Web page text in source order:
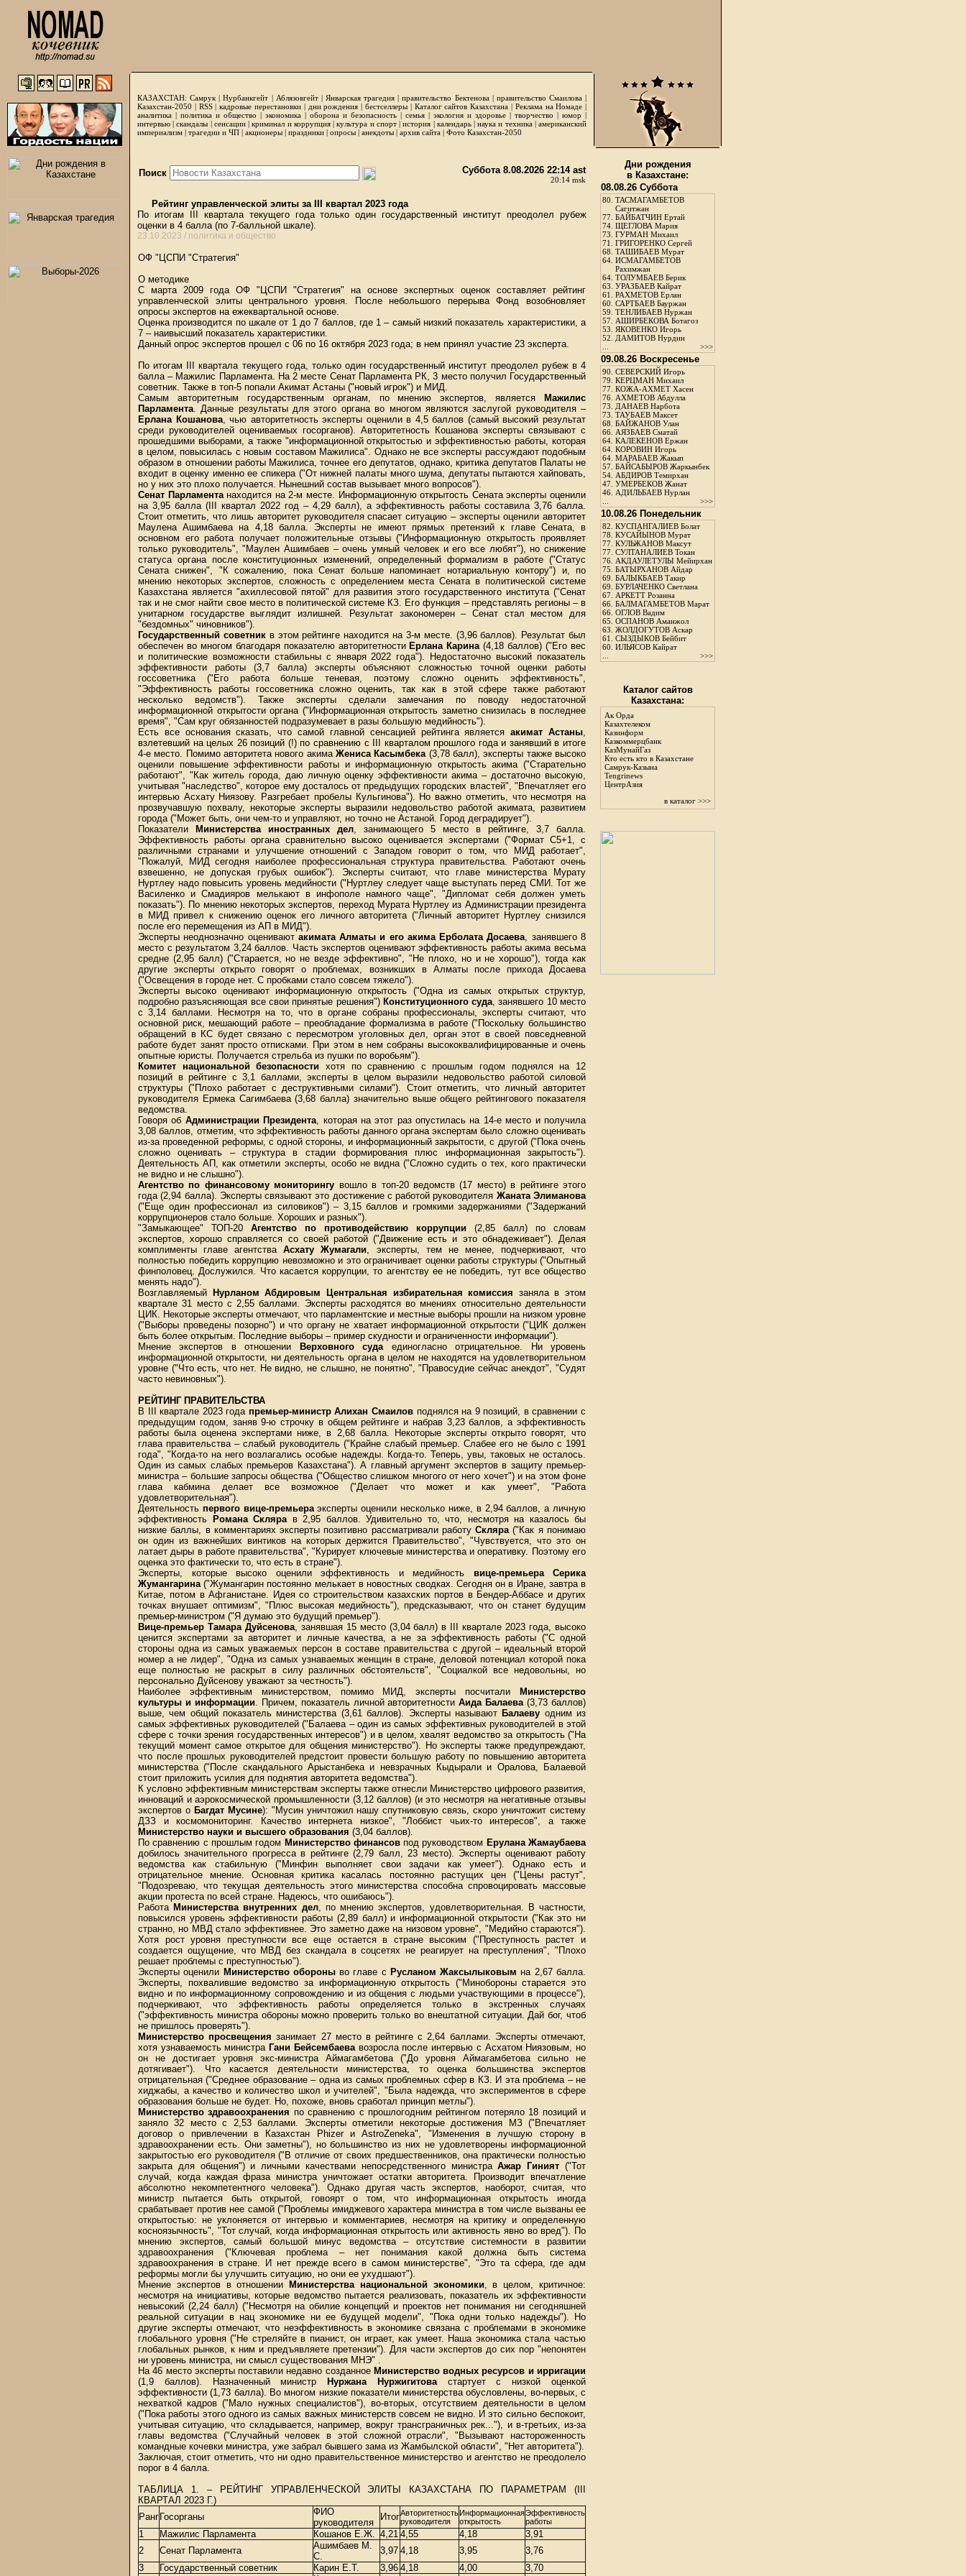
КАЗАХСТАН: Самрук |Нурбанкгейт | Аблязовгейт| Январская трагедия |правительство Бектенова| правительство Смаилова|
Казахстан-2050 | RSS|кадровые перестановки| дни рождения | бестселлеры| Каталог сайтов Казахстана | Реклама на Номаде |
аналитика | политика и общество | экономика | оборона и безопасность | семья | экология и здоровье | творчество | юмор |
интервью |скандалы | сенсации|криминал и коррупция|культура и спорт|история | календарь|наука и техника|американский
империализм | трагедии и ЧП | акционеры | праздники | опросы | анекдоты | архив сайта | Фото Казахстан-2050
Поиск Суббота 8.08.2026 22:14 ast
20:14 msk
Рейтинг управленческой элиты за III квартал 2023 года
По итогам III квартала текущего года только один государственный институт преодолел рубеж
оценки в 4 балла (по 7-балльной шкале).
23.10.2023 / политика и общество
ОФ "ЦСПИ "Стратегия"
О методике
С марта 2009 года ОФ "ЦСПИ "Стратегия" на основе экспертных оценок составляет рейтинг
управленческой элиты центрального уровня. После небольшого перерыва Фонд возобновляет
опросы экспертов на ежеквартальной основе.
Оценка производится по шкале от 1 до 7 баллов, где 1 – самый низкий показатель характеристики, а
7 – наивысший показатель характеристики.
Данный опрос экспертов прошел с 06 по 16 октября 2023 года; в нем принял участие 23 эксперта.
По итогам III квартала текущего года, только один государственный институт преодолел рубеж в 4
балла – Мажилис Парламента. На 2 месте Сенат Парламента РК, 3 место получил Государственный
советник. Также в топ-5 попали Акимат Астаны ("новый игрок") и МИД.
Самым авторитетным государственным органам, по мнению экспертов, является
Мажилис
Парламента. Данные результаты для этого органа во многом являются заслугой руководителя –
Ерлана Кошанова, чью авторитетность эксперты оценили в 4,5 баллов (самый высокий результат
среди руководителей оцениваемых госорганов). Авторитетность Кошанова эксперты связывают с
прошедшими выборами, а также "информационной открытостью и эффективностью работы, которая
в целом, повысилась с новым составом Мажилиса". Однако не все эксперты рассуждают подобным
образом в отношении работы Мажилиса, точнее его депутатов, однако, критика депутатов Палаты не
входит в оценку именно ее спикера ("От нижней палаты много шума, депутаты пытаются хайповать,
но у них это плохо получается. Нынешний состав вызывает много вопросов").
Сенат Парламентанаходится на 2-м месте. Информационную открытость Сената эксперты оценили
на 3,95 балла (ІІІ квартал 2022 год – 4,29 балл), а эффективность работы составила 3,76 балла.
Стоит отметить, что лишь авторитет руководителя спасает ситуацию – эксперты оценили авторитет
Маулена Ашимбаева на 4,18 балла. Эксперты не имеют прямых претензий к главе Сената, в
основном его работа получает положительные отзывы ("Информационную открытость проявляет
только руководитель", "Маулен Ашимбаев – очень умный человек и его все любят"), но снижение
статуса органа после конституционных изменений, определенный формализм в работе ("Статус
Сената снижен", "К сожалению, пока Сенат больше напоминает нотариальную контору") и, по
мнению некоторых экспертов, сложность с определением места Сената в политической системе
Казахстана является "ахиллесовой пятой" для развития этого государственного института ("Сенат
так и не смог найти свое место в политической системе КЗ. Его функция – представлять регионы – в
унитарном государстве выглядит излишней. Результат закономерен – Сенат стал местом для
"бездомных" чиновников").
Государственный советникв этом рейтинге находится на 3-м месте. (3,96 баллов). Результат был
обеспечен во многом благодаря показателю авторитетности Ерлана Карина(4,18 баллов) ("Его вес
и политические возможности стабильны с января 2022 года"). Недостаточно высокий показатель
эффективности работы (3,7 балла) эксперты объясняют сложностью точной оценки работы
госсоветника ("Его работа больше теневая, поэтому сложно оценить эффективность",
"Эффективность работы госсоветника сложно оценить, так как в этой сфере также работают
несколько ведомств"). Также эксперты сделали замечания по поводу недостаточной
информационной открытости органа ("Информационная открытость заметно снизилась в последнее
время", "Сам круг обязанностей подразумевает в разы большую медийность").
Есть все основания сказать, что самой главной сенсацией рейтинга являетсяакимат Астаны,
взлетевший на целых 26 позиций (!) по сравнению с ІІІ кварталом прошлого года и занявший в итоге
4-е место. Помимо авторитета нового акима Жениса Касымбека(3,78 балл), эксперты также высоко
оценили повышение эффективности работы и информационную открытость акима ("Старательно
работают", "Как житель города, даю личную оценку эффективности акима – достаточно высокую,
учитывая "наследство", которое ему досталось от предыдущих городских властей", "Впечатляет его
интервью Асхату Ниязову. Разгребает пробелы Кульгинова"). Но важно отметить, что несмотря на
прозвучавшую похвалу, некоторые эксперты выразили недовольство работой акимата, развитием
города ("Может быть, они чем-то и управляют, но точно не Астаной. Город деградирует").
Показатели
Министерства иностранных дел, занимающего 5 место в рейтинге, 3,7 балла.
Эффективность работы органа сравнительно высоко оценивается экспертами ("Формат С5+1, с
различными странами и улучшение отношений с Западом говорит о том, что МИД работает",
"Пожалуй, МИД сегодня наиболее профессиональная структура правительства. Работают очень
взвешенно, не допуская грубых ошибок"). Эксперты считают, что главе министерства Мурату
Нуртлеу надо повысить уровень медийности ("Нуртлеу следует чаще выступать перед СМИ. Тот же
Василенко и Смадияров мелькают в инфополе намного чаще", "Дипломат себя должен уметь
показать"). По мнению некоторых экспертов, переход Мурата Нуртлеу из Администрации президента
в МИД привел к снижению оценок его личного авторитета ("Личный авторитет Нуртлеу снизился
после его перемещения из АП в МИД").
Эксперты неоднозначно оценивают акимата Алматы и его акима Ерболата Досаева, занявшего 8
место с результатом 3,24 баллов. Часть экспертов оценивают эффективность работы акима весьма
средне (2,95 балл) ("Старается, но не везде эффективно", "Не плохо, но и не хорошо"), тогда как
другие эксперты открыто говорят о проблемах, возникших в Алматы после прихода Досаева
("Освещения в городе нет. С пробками стало совсем тяжело").
Эксперты высоко оценивают информационную открытость ("Одна из самых открытых структур,
подробно разъясняющая все свои принятые решения") Конституционного суда, занявшего 10 место
с 3,14 баллами. Несмотря на то, что в органе собраны профессионалы, эксперты считают, что
основной риск, мешающий работе – преобладание формализма в работе ("Поскольку большинство
обращений в КС будет связано с пересмотром уголовных дел, орган этот в своей повседневной
работе будет занят просто отписками. При этом в нем собраны высококвалифицированные и очень
опытные юристы. Получается стрельба из пушки по воробьям").
Комитет национальной безопасности хотя по сравнению с прошлым годом поднялся на 12
позиций в рейтинге с 3,1 баллами, эксперты в целом выразили недовольство работой силовой
структуры ("Плохо работает с деструктивными силами"). Стоит отметить, что личный авторитет
руководителя Ермека Сагимбаева (3,68 балла) значительно выше общего рейтингового показателя
ведомства.
Говоря об Администрации Президента, которая на этот раз опустилась на 14-е место и получила
3,08 баллов, отметим, что эффективность работы данного органа экспертам было сложно оценивать
из-за проведенной реформы, с одной стороны, и информационный закрытости, с другой ("Пока очень
сложно оценивать – структура в стадии формирования плюс информационная закрытость").
Деятельность АП, как отметили эксперты, особо не видна ("Сложно судить о тех, кого практически
не видно и не слышно").
Агентство по финансовому мониторингу вошло в топ-20 ведомств (17 место) в рейтинге этого
года (2,94 балла). Эксперты связывают это достижение с работой руководителя Жаната Элиманова
("Еще один профессионал из силовиков") – 3,15 баллов и громкими задержаниями ("Задержаний
коррупционеров стало больше. Хороших и разных").
"Замыкающее" ТОП-20 Агентство по противодействию коррупции (2,85 балл) по словам
экспертов, хорошо справляется со своей работой ("Движение есть и это обнадеживает"). Делая
комплименты главе агентстваАсхату Жумагали, эксперты, тем не менее, подчеркивают, что
полностью победить коррупцию невозможно и это ограничивает оценки работы структуры ("Опытный
финполовец. Дослужился. Что касается коррупции, то агентству ее не победить, тут все общество
менять надо").
Возглавляемый
Нурланом Абдировым Центральная избирательная комиссия заняла в этом
квартале 31 место с 2,55 баллами. Эксперты расходятся во мнениях относительно деятельности
ЦИК. Некоторые эксперты отмечают, что парламентские и местные выборы прошли на низком уровне
("Выборы проведены позорно") и что органу не хватает информационной открытости ("ЦИК должен
быть более открытым. Последние выборы – пример скудности и ограниченности информации").
Мнение экспертов в отношении
Верховного судаединогласно отрицательное. Ни уровень
информационной открытости, ни деятельность органа в целом не находятся на удовлетворительном
уровне ("Что есть, что нет. Не видно, не слышно, не понятно", "Правосудие сейчас анекдот", "Судят
часто невиновных").
РЕЙТИНГ ПРАВИТЕЛЬСТВА
В III квартале 2023 года премьер-министр Алихан Смаилов поднялся на 9 позиций, в сравнении с
предыдущим годом, заняв 9-ю строчку в общем рейтинге и набрав 3,23 баллов, а эффективность
работы была оценена экспертами ниже, в 2,68 балла. Некоторые эксперты открыто говорят, что
глава правительства – слабый руководитель ("Крайне слабый премьер. Слабее его не было с 1991
года", "Когда-то на него возлагались особые надежды. Когда-то. Теперь, увы, таковых не осталось.
Один из самых слабых премьеров Казахстана"). А главный аргумент экспертов в защиту премьер-
министра – большие запросы общества ("Общество слишком многого от него хочет") и на этом фоне
глава кабмина делает все возможное ("Делает что может и как умеет", "Работа
удовлетворительная").
Деятельность первого вице-премьераэксперты оценили несколько ниже, в 2,94 баллов, а личную
эффективность
Романа Склярав 2,95 баллов. Удивительно то, что, несмотря на казалось бы
низкие баллы, в комментариях эксперты позитивно рассматривали работуСкляра("Как я понимаю
он один из важнейших винтиков на которых держится Правительство", "Чувствуется, что это он
латает дыры в работе правительства", "Курирует ключевые министерства и оперативку. Поэтому его
оценка это фактически то, что есть в стране").
Эксперты, которые высоко оценили эффективность и медийность вице-премьера Серика
Жумангарина("Жумангарин постоянно мелькает в новостных сводках. Сегодня он в Иране, завтра в
Китае, потом в Афганистане. Идея со строительством казахских портов в Бендер-Аббасе и других
точках внушает оптимизм", "Плюс высокая медийность"), предсказывают, что он станет будущим
премьер-министром ("Я думаю это будущий премьер").
Вице-премьер Тамара Дуйсенова, занявшая 15 место (3,04 балл) в III квартале 2023 года, высоко
ценится экспертами за авторитет и личные качества, а не за эффективность работы ("С одной
стороны одна из самых уважаемых персон в составе правительства с другой – идеальный второй
номер а не лидер", "Одна из самых узнаваемых женщин в стране, деловой потенциал которой пока
еще полностью не раскрыт в силу различных обстоятельств", "Социалкой все недовольны, но
персонально Дуйсенову уважают за честность").
Наиболее эффективным министерством, помимо МИД, эксперты посчитали
Министерство
культуры и информации. Причем, показатель личной авторитетностиАида Балаева(3,73 баллов)
выше, чем общий показатель министерства (3,61 баллов). Эксперты называют Балаеву одним из
самых эффективных руководителей ("Балаева – один из самых эффективных руководителей в этой
сфере с точки зрения государственных интересов") и в целом, хвалят ведомство за открытость ("На
текущий момент самое открытое для общения министерство"). Но эксперты также предупреждают,
что после прошлых руководителей предстоит провести большую работу по повышению авторитета
министерства ("После скандального Арыстанбека и невзрачных Кыдырали и Оралова, Балаевой
стоит приложить усилия для поднятия авторитета ведомства").
К условно эффективным министерствам эксперты также отнесли Министерство цифрового развития,
инноваций и аэрокосмической промышленности (3,12 баллов) (и это несмотря на негативные отзывы
экспертов о Багдат Мусине): "Мусин уничтожил нашу спутниковую связь, скоро уничтожит систему
ДЗЗ и космомониторинг. Качество интернета низкое", "Лоббист чьих-то интересов", а также
Министерство науки и высшего образования (3,04 баллов).
По сравнению с прошлым годом Министерство финансовпод руководством Ерулана Жамаубаева
добилось значительного прогресса в рейтинге (2,79 балл, 23 место). Эксперты оценивают работу
ведомства как стабильную ("Минфин выполняет свои задачи как умеет"). Однако есть и
отрицательное мнение. Основная критика касалась постоянно растущих цен ("Цены растут",
"Подозреваю, что текущая деятельность этого министерства способна спровоцировать массовые
акции протеста по всей стране. Надеюсь, что ошибаюсь").
Работа Министерства внутренних дел, по мнению экспертов, удовлетворительная. В частности,
повысился уровень эффективности работы (2,89 балл) и информационной открытости ("Как это ни
странно, но МВД стало эффективнее. Это заметно даже на низовом уровне", "Медийно стараются").
Хотя рост уровня преступности все еще остается в стране высоким ("Преступность растет и
создается ощущение, что МВД без скандала в соцсетях не реагирует на преступления", "Плохо
решает проблемы с преступностью").
Эксперты оценили Министерство обороныво главе с Русланом Жаксылыковым на 2,67 балла.
Эксперты, похвалившие ведомство за информационную открытость ("Минобороны старается это
видно и по информационному сопровождению и из общения с людьми участвующими в процессе"),
подчеркивают, что эффективность работы определяется только в экстренных случаях
("эффективность министра обороны можно проверить только во внештатной ситуации. Дай бог, чтоб
не пришлось проверять").
Министерство просвещения занимает 27 место в рейтинге с 2,64 баллами. Эксперты отмечают,
хотя узнаваемость министра Гани Бейсембаевавозросла после интервью с Асхатом Ниязовым, но
он не достигает уровня экс-министра Аймагамбетова ("До уровня Аймагамбетова сильно не
дотягивает"). Что касается деятельности министерства, то оценка большинства экспертов
отрицательная ("Среднее образование – одна из самых проблемных сфер в КЗ. И эта проблема – не
хиджабы, а качество и количество школ и учителей", "Была надежда, что экспериментов в сфере
образования больше не будет. Но, похоже, вновь сработал принцип метлы").
Министерство здравоохранения по сравнению с прошлогодним рейтингом потеряло 18 позиций и
заняло 32 место с 2,53 баллами. Эксперты отметили некоторые достижения МЗ ("Впечатляет
договор о привлечении в Казахстан Phizer и AstroZeneka", "Изменения в лучшую сторону в
здравоохранении есть. Они заметны"), но большинство из них не удовлетворены информационной
закрытостью его руководителя ("В отличие от своих предшественников, она практически полностью
закрыта для общения") и личными качествами непосредственного министраАжар Гиният ("Тот
случай, когда каждая фраза министра уничтожает остатки авторитета. Производит впечатление
абсолютно некомпетентного человека"). Однако другая часть экспертов, наоборот, считая, что
министр пытается быть открытой, говоярт о том, что информационная открытость иногда
срабатывает против нее самой ("Проблемы имиджевого характера министра в том числе вызваны ее
открытостью: не уклоняется от интервью и комментариев, несмотря на критику и определенную
косноязычность", "Тот случай, когда информационная открытость или активность явно во вред"). По
мнению экспертов, самый большой минус ведомства – отсутствие системности в развитии
здравоохранения ("Ключевая проблема – нет понимания какой должна быть система
здравоохранения в стране. И нет прежде всего в самом министерстве", "Это та сфера, где адм
реформы могли бы улучшить ситуацию, но они ее ухудшают").
Мнение экспертов в отношении
Министерства национальной экономики, в целом, критичное:
несмотря на инициативы, которые ведомство пытается реализовать, показатель их эффективности
невысокий (2,24 балл) ("Несмотря на обилие концепций и проектов нет понимания ни сегодняшней
реальной ситуации в нац экономике ни ее будущей модели", "Пока одни только надежды"). Но
другие эксперты отмечают, что неэффективность в экономике связана с проблемами в экономике
глобального уровня ("Не стреляйте в пианист, он играет, как умеет. Наша экономика стала частью
глобальных рынков, к ним и предъявляете претензии"). Для части экспертов до сих пор "непонятен
ни уровень министра, ни смысл существования МНЭ" .
На 46 место эксперты поставили недавно созданное Министерство водных ресурсов и ирригации
(1,9 баллов). Назначенный министр
Нуржана Нуржигитовастартует с низкой оценкой
эффективности (1,73 балла). Во многом низкие показатели министерства обусловлены, во-первых, с
нехваткой кадров ("Мало нужных специалистов"), во-вторых, отсутствием деятельности в целом
("Пока работы этого одного из самых важных министерств совсем не видно. И это сильно беспокоит,
учитывая ситуацию, что складывается, например, вокруг трансграничных рек..."), и в-третьих, из-за
главы ведомства ("Случайный человек в этой сложной отрасли", "Вызывают настороженность
командные кочевки министра, уже забрал бывшего зама из Жамбылской области", "Нет авторитета").
Заключая, стоит отметить, что ни одно правительственное министерство и агентство не преодолело
порог в 4 балла.
ТАБЛИЦА 1. – РЕЙТИНГ УПРАВЛЕНЧЕСКОЙ ЭЛИТЫ КАЗАХСТАНА ПО ПАРАМЕТРАМ (III
КВАРТАЛ 2023 Г.)
Ранг Госорганы
ФИО
руководителя
ИтогАвторитетность
руководителя
Информационная
открытость
Эффективность
работы
1 Мажилис Парламента Кошанов Е.Ж. 4,21 4,55 4,18
3,91
2
Сенат Парламента
Ашимбаев М.
С.
3,97 4,18 3,95
3,76
3
Государственный советник Карин Е.Т. 3,96 4,18 4,00
3,70
Дни рождения
в Казахстане:
08.08.26 Суббота
80. ТАСМАГАМБЕТОВ
Сагитжан
77. БАЙБАТЧИН Ертай
74. ЩЕГЛОВА Мария
73. ГУРМАН Михаил
71. ГРИГОРЕНКО Сергей
68. ТАШИБАЕВ Мурат
64. ИСМАГАМБЕТОВ
Рахимжан
64. ТОЛУМБАЕВ Берик
63. УРАЗБАЕВ Кайрат
61. РАХМЕТОВ Ерлан
60. САРТБАЕВ Бауржан
59. ТЕНЛИБАЕВ Нуржан
57. АШИРБЕКОВА Ботагоз
53. ЯКОВЕНКО Игорь
52. ДАМИТОВ Нурдин
>>>
09.08.26 Воскресенье
90. СЕВЕРСКИЙ Игорь
79. КЕРЦМАН Михаил
77. КОЖА-АХМЕТ Хасен
76. АХМЕТОВ Абдулла
73. ДАНАЕВ Нарбота
73. ТАУБАЕВ Максет
68. БАЙЖАНОВ Улан
66. АЯЗБАЕВ Сматай
64. КАЛЕКЕНОВ Ержан
64. КОРОВИН Игорь
64. МАРАБАЕВ Жакып
57. БАЙСАБЫРОВ Жаркынбек
54. АБДИРОВ Темирхан
47. УМЕРБЕКОВ Жанат
46. АДИЛЬБАЕВ Нурлан
>>>
10.08.26 Понедельник
82. КУСПАНГАЛИЕВ Болат
78. КУСАЙЫНОВ Мурат
77. КУЛЬЖАНОВ Максут
77. СУЛТАНАЛИЕВ Токан
76. АКДАУЛЕТУЛЫ Мейирхан
75. БАТЫРХАНОВ Айдар
69. БАЛЫКБАЕВ Такир
69. БУРЛАЧЕНКО Светлана
67. АРКЕТТ Розанна
66. БАЛМАГАМБЕТОВ Марат
66. ОГЛОВ Вадим
65. ОСПАНОВ Аманжол
63. ЖОЛДОГУТОВ Аскар
61. СЫЗДЫКОВ Бейбит
60. ИЛЬЯСОВ Кайрат
>>>
Каталог сайтов
Казахстана:
Ак Орда
Казахтелеком
Казинформ
Казкоммерцбанк
КазМунайГаз
Кто есть кто в Казахстане
Самрук-Казына
Tengrinews
ЦентрАзия
в каталог >>>